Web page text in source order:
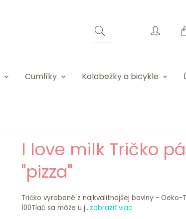
Cumlíky Kolobežky a bicykle
I love milk Tričko
"pizza"
Tričko vyrobené z najkvalitnejšej bavlny - Oeko-
100Tlač sa môže u j...zobraziť viac